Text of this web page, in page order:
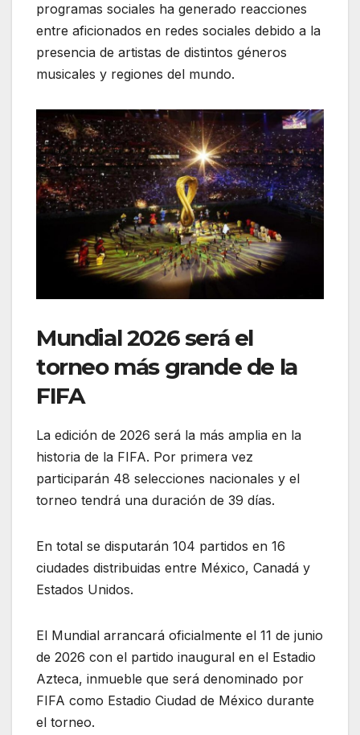
programas sociales ha generado reacciones
entre aficionados en redes sociales debido a la
presencia de artistas de distintos géneros
musicales y regiones del mundo.
Mundial 2026 será el
torneo más grande de la
FIFA
La edición de 2026 será la más amplia en la
historia de la FIFA. Por primera vez
participarán 48 selecciones nacionales y el
torneo tendrá una duración de 39 días.
En total se disputarán 104 partidos en 16
ciudades distribuidas entre México, Canadá y
Estados Unidos.
El Mundial arrancará oficialmente el 11 de junio
de 2026 con el partido inaugural en el Estadio
Azteca, inmueble que será denominado por
FIFA como Estadio Ciudad de México durante
el torneo.